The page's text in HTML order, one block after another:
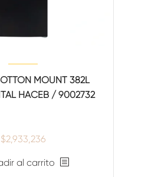
MOUNT 382L
HACEB / 9002732
$2,933,236
al carrito